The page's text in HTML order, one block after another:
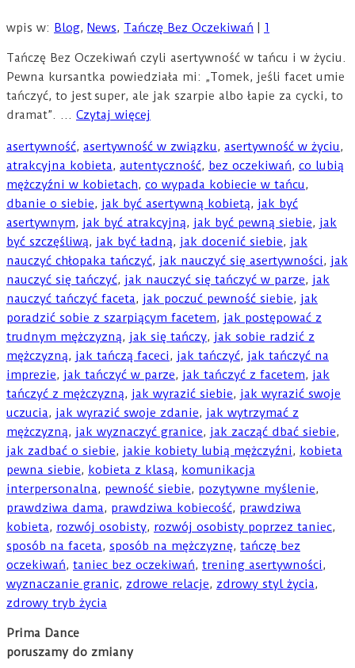
wpis w: Blog, News, Tańczę Bez Oczekiwań 1
Tańczę Bez Oczekiwań czyli asertywność w tańcu i w życiu.
Pewna kursantka powiedziała mi: „Tomek, jeśli facet umie
tańczyć, to jest super, ale jak szarpie albo łapie za cycki, to
dramat”. … Czytaj więcej
asertywność, asertywność w związku, asertywność w życiu,
atrakcyjna kobieta, autentyczność, bez oczekiwań, co lubią
mężczyźni w kobietach, co wypada kobiecie w tańcu,
dbanie o siebie, jak być asertywną kobietą, jak być
asertywnym, jak być atrakcyjną, jak być pewną siebie, jak
być szczęśliwą, jak być ładną, jak docenić siebie, jak
nauczyć chłopaka tańczyć, jak nauczyć się asertywności, jak
nauczyć się tańczyć, jak nauczyć się tańczyć w parze, jak
nauczyć tańczyć faceta, jak poczuć pewność siebie, jak
poradzić sobie z szarpiącym facetem, jak postępować z
trudnym mężczyzną, jak się tańczy, jak sobie radzić z
mężczyzną, jak tańczą faceci, jak tańczyć, jak tańczyć na
imprezie, jak tańczyć w parze, jak tańczyć z facetem, jak
tańczyć z mężczyzną, jak wyrazić siebie, jak wyrazić swoje
uczucia, jak wyrazić swoje zdanie, jak wytrzymać z
mężczyzną, jak wyznaczyć granice, jak zacząć dbać siebie,
jak zadbać o siebie, jakie kobiety lubią mężczyźni, kobieta
pewna siebie, kobieta z klasą, komunikacja
interpersonalna, pewność siebie, pozytywne myślenie,
prawdziwa dama, prawdziwa kobiecość, prawdziwa
kobieta, rozwój osobisty, rozwój osobisty poprzez taniec,
sposób na faceta, sposób na mężczyznę, tańczę bez
oczekiwań, taniec bez oczekiwań, trening asertywności,
wyznaczanie granic, zdrowe relacje, zdrowy styl życia,
zdrowy tryb życia
Prima Dance
poruszamy do zmiany